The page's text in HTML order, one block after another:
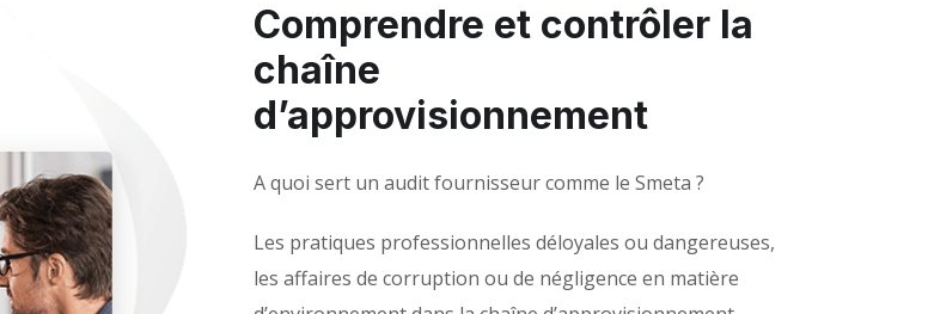
Comprendre et contrôler la
chaîne
d’approvisionnement
A quoi sert un audit fournisseur comme le Smeta ?
Les pratiques professionnelles déloyales ou dangereuses,
les affaires de corruption ou de négligence en matière